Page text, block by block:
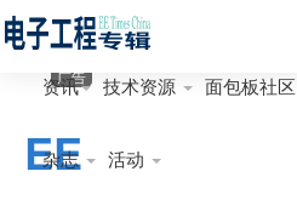
资讯 技术资源 面包板社区
杂志 活动
EE
广告